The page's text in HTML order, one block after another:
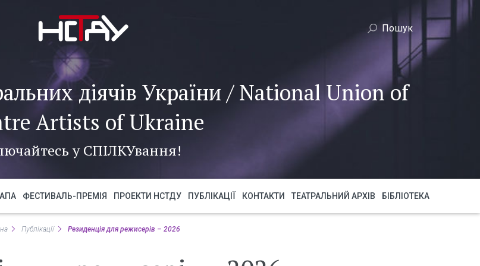
діячів України / National Union of
Artists of Ukraine
уСПІЛКУвання!
ФЕСТИВАЛЬ-ПРЕМІЯ ПРОЕКТИ НСТДУ ПУБЛІКАЦІЇ КОНТАКТИ ТЕАТРАЛЬНИЙ АРХІВ БІБЛІОТЕКА
Публікації Резиденція для режисерів – 2026